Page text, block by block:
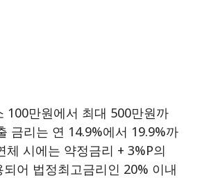
100만원에서 최대 500만원까
금리는 연 14.9%에서 19.9%까
체 시에는 약정금리 + 3%p의
어 법정최고금리인 20% 이내